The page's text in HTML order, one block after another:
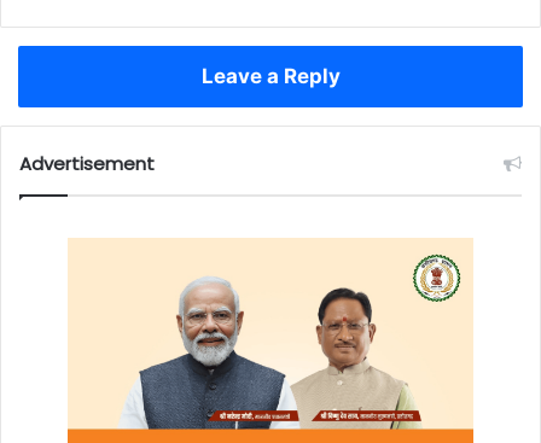
Leave a Reply
Advertisement